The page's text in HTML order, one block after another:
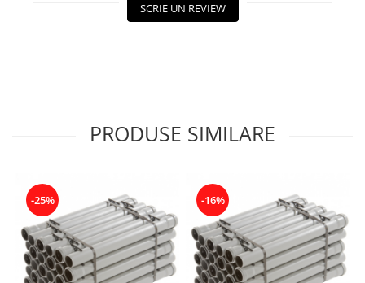
SCRIE UN REVIEW
PRODUSE SIMILARE
-25% -16%